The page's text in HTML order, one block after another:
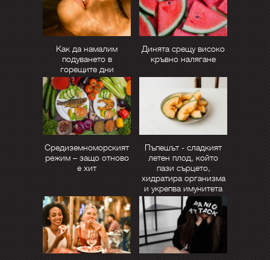
Как да намалим
подуването в
горещите дни
Динята срещу високо
кръвно налягане
Средиземноморският
режим – защо отново
е хит
Пъпешът - сладкият
летен плод, който
пази сърцето,
хидратира организма
и укрепва имунитета